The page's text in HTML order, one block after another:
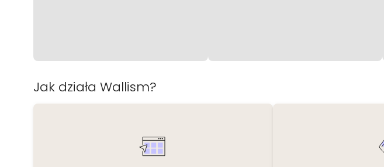
Jak działa Wallism?